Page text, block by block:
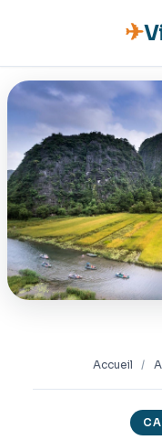
✈
ACCUEIL
ESCAPADES
NATURE
GASTRONOMIE
CULTURE
Accueil /